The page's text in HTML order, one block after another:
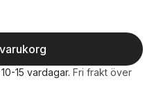
15 vardagar. Fri frakt över